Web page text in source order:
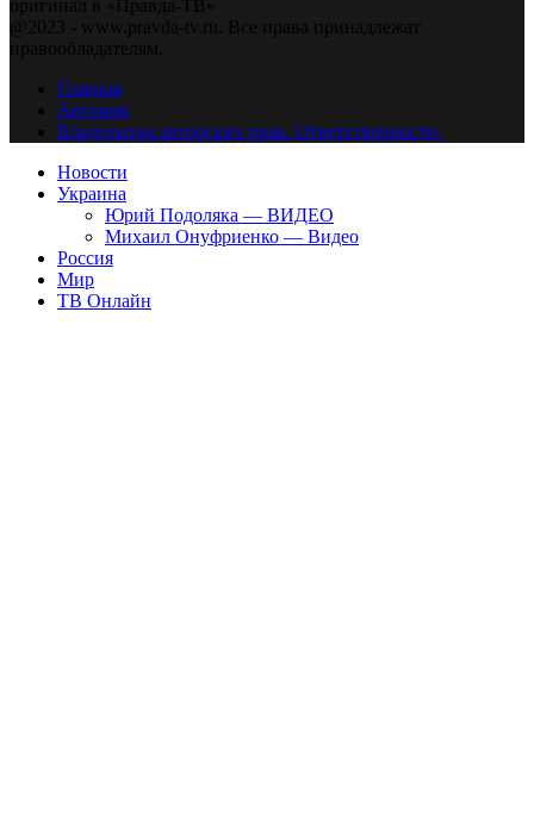
оригинал в «Правда-ТВ»
@2023 - www.pravda-tv.ru. Все права принадлежат
правообладателям.
Главная
Авторам
Владельцам авторских прав. Ответственности.
Новости
Украина
Юрий Подоляка — ВИДЕО
Михаил Онуфриенко — Видео
Россия
Мир
ТВ Онлайн